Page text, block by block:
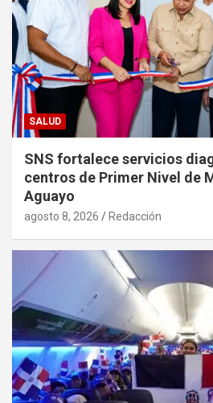
SALUD
SNS fortalece servicios
centros de Primer Nivel de
Aguayo
agosto 8, 2026 Redacción